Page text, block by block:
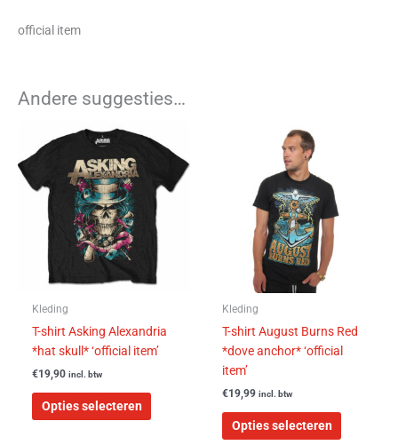
official item
Andere suggesties…
Kleding
T-shirt Asking Alexandria
*hat skull* ‘official item’
€19,90 incl. btw
Opties selecteren
product
meerdere
variaties.
Deze
optie
kan
gekozen
op
de
productpagina
Kleding
T-shirt August Burns Red
*dove anchor* ‘official
item’
€19,99 incl. btw
Opties selecteren
op
de